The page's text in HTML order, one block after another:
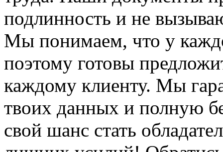
подлинность и не
Мы понимаем, что у
поэтому готовы
каждому клиенту. Мы
твоих данных и полную
свой шанс стать